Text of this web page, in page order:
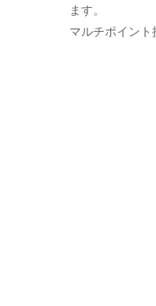
ます。
マルチポイント